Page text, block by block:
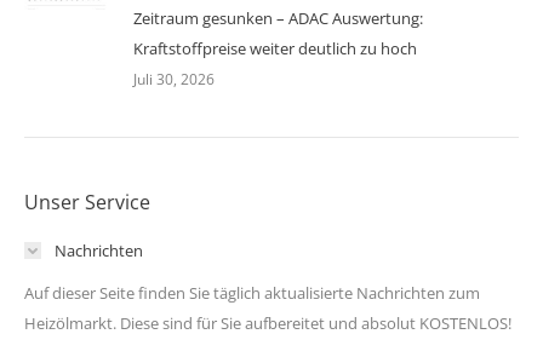
Zeitraum gesunken – ADAC Auswertung:
Kraftstoffpreise weiter deutlich zu hoch
Juli 30, 2026
Unser Service
Nachrichten
Auf dieser Seite finden Sie täglich aktualisierte Nachrichten zum
Heizölmarkt. Diese sind für Sie aufbereitet und absolut KOSTENLOS!